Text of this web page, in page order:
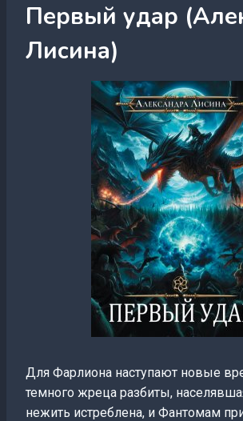
Первый удар
Лисина)
Для Фарлиона наступают новые
темного жреца разбиты,
нежить истреблена, и Фантомам